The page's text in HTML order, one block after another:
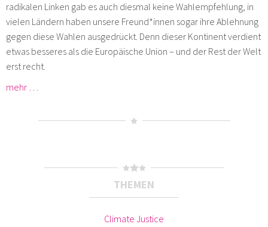
radikalen Linken gab es auch diesmal keine Wahlempfehlung, in
vielen Ländern haben unsere Freund*innen sogar ihre Ablehnung
gegen diese Wahlen ausgedrückt. Denn dieser Kontinent verdient
etwas besseres als die Europäische Union – und der Rest der Welt
erst recht.
mehr …
THEMEN
Climate Justice